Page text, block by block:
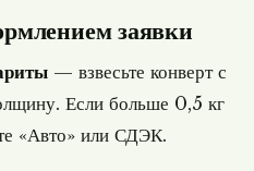
заявки
— взвесьте конверт с
Если больше 0,5 кг
«Авто» или СДЭК.